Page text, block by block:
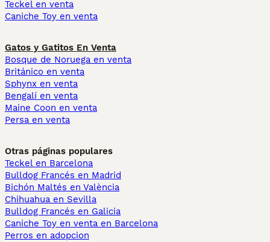
Teckel en venta
Caniche Toy en venta
Gatos y Gatitos En Venta
Bosque de Noruega en venta
Británico en venta
Sphynx en venta
Bengalí en venta
Maine Coon en venta
Persa en venta
Otras páginas populares
Teckel en Barcelona
Bulldog Francés en Madrid
Bichón Maltés en València
Chihuahua en Sevilla
Bulldog Francés en Galicia
Caniche Toy en venta en Barcelona
Perros en adopcion